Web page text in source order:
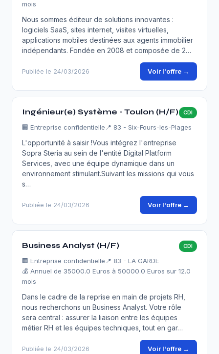
mois
Nous sommes éditeur de solutions innovantes :
logiciels SaaS, sites internet, visites virtuelles,
applications mobiles destinées aux agents immobilier
indépendants. Fondée en 2008 et composée de 2…
Publiée le 24/03/2026 Voir l'offre →
Ingénieur(e) Système - Toulon (H/F) CDI
🏢 Entreprise confidentielle 📍 83 - Six-Fours-les-Plages
L'opportunité à saisir !Vous intégrez l'entreprise
Sopra Steria au sein de l'entité Digital Platform
Services, avec une équipe dynamique dans un
environnement stimulant.Suivant les missions qui vous
s…
Publiée le 24/03/2026 Voir l'offre →
Business Analyst (H/F) CDI
🏢 Entreprise confidentielle 📍 83 - LA GARDE
💰 Annuel de 35000.0 Euros à 50000.0 Euros sur 12.0
mois
Dans le cadre de la reprise en main de projets RH,
nous recherchons un Business Analyst. Votre rôle
sera central : assurer la liaison entre les équipes
métier RH et les équipes techniques, tout en gar…
Publiée le 24/03/2026 Voir l'offre →